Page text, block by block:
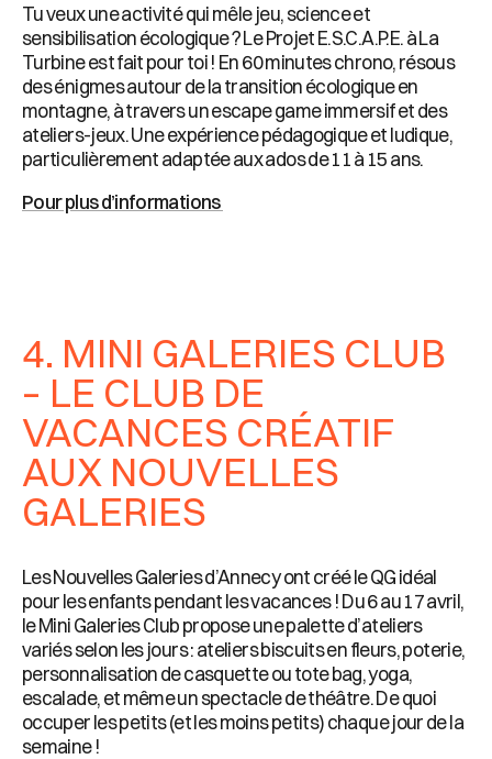
Tu veux une activité qui mêle jeu, science et
sensibilisation écologique ? Le Projet E.S.C.A.P.E. à La
Turbine est fait pour toi ! En 60 minutes chrono, résous
des énigmes autour de la transition écologique en
montagne, à travers un escape game immersif et des
ateliers-jeux. Une expérience pédagogique et ludique,
particulièrement adaptée aux ados de 11 à 15 ans.
Pour plus d’informations
4. MINI GALERIES CLUB
– LE CLUB DE
VACANCES CRÉATIF
AUX NOUVELLES
GALERIES
Les Nouvelles Galeries d’Annecy ont créé le QG idéal
pour les enfants pendant les vacances ! Du 6 au 17 avril,
le Mini Galeries Club propose une palette d’ateliers
variés selon les jours : ateliers biscuits en fleurs, poterie,
personnalisation de casquette ou tote bag, yoga,
escalade, et même un spectacle de théâtre. De quoi
occuper les petits (et les moins petits) chaque jour de la
semaine !